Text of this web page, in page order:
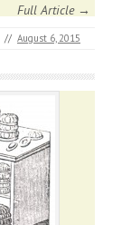
Full Article →
// August 6, 2015